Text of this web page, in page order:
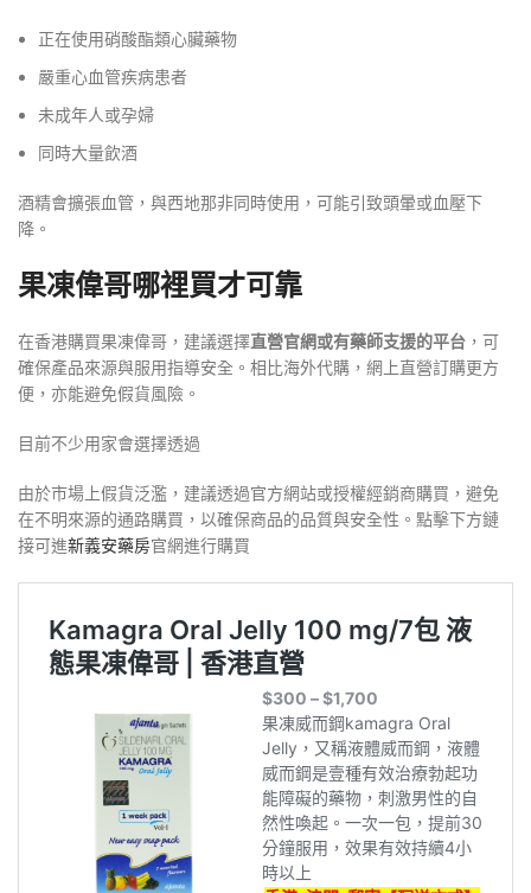
正在使用硝酸酯類心臟藥物
嚴重心血管疾病患者
未成年人或孕婦
同時大量飲酒
酒精會擴張血管，與西地那非同時使用，可能引致頭暈或血壓下
降。
果凍偉哥哪裡買才可靠
在香港購買果凍偉哥，建議選擇直營官網或有藥師支援的平台 ，可
確保產品來源與服用指導安全。相比海外代購，網上直營訂購更方
便，亦能避免假貨風險。
目前不少用家會選擇透過
由於市場上假貨泛濫，建議透過官方網站或授權經銷商購買，避免
在不明來源的通路購買，以確保商品的品質與安全性。點擊下方鏈
接可進新義安藥房官網進行購買